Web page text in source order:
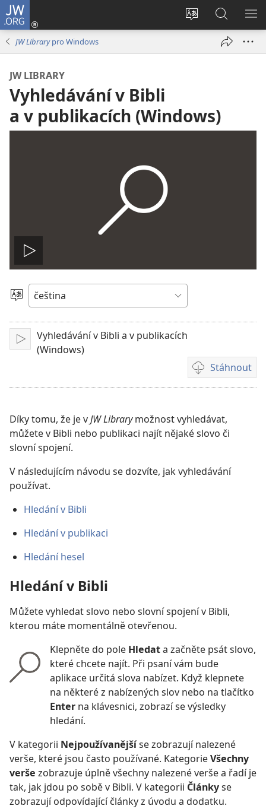
JW.ORG
Změnit
stránek
Přihlásit
se
Hledat
na
JW.ORG
JW Librarypro Windows
JW LIBRARY
Vyhledávání v Bibli
a v publikacích (Windows)
Přehrát
video
Vyberte
jazyk
Přehrát
Vyhledávání v Bibli a v publikacích
(Windows)
Stáhnout
Formáty
videonahrávek
stažení
Díky tomu, že je vJW Librarymožnost vyhledávat,
můžete v Bibli nebo publikaci najít nějaké slovo či
slovní spojení.
V následujícím návodu se dozvíte, jak vyhledávání
používat.
Hledání v Bibli
Hledání v publikaci
Hledání hesel
Hledání v Bibli
Můžete vyhledat slovo nebo slovní spojení v Bibli,
kterou máte momentálně otevřenou.
Klepněte do pole Hledata začněte psát slovo,
které chcete najít. Při psaní vám bude
aplikace určitá slova nabízet. Když klepnete
na některé z nabízených slov nebo na tlačítko
Enter na klávesnici, zobrazí se výsledky
hledání.
V kategorii Nejpoužívanějšíse zobrazují nalezené
verše, které jsou často používané. KategorieVšechny
verše zobrazuje úplně všechny nalezené verše a řadí je
tak, jak jdou po sobě v Bibli. V kategorii Článkyse
zobrazují odpovídající články z úvodu a dodatku.